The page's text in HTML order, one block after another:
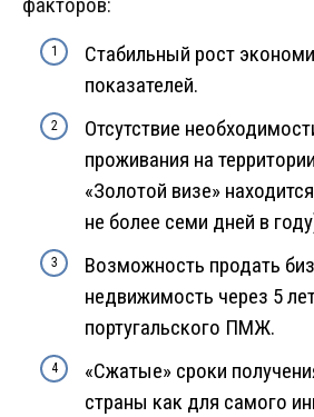
факторов:
Стабильный рост
показателей.
Отсутствие
проживания на
«Золотой визе»
не более семи дней в
Возможность продать
недвижимость через 5
португальского ПМЖ.
«Сжатые» сроки
страны как для самого